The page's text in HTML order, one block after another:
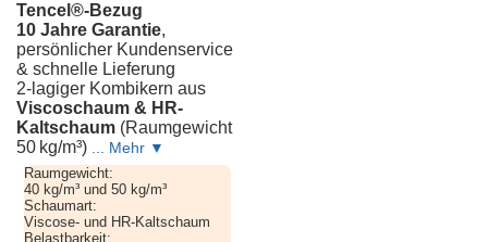
Premium
25+
FIX
Premium
+
MOTOR
Tencel®-Bezug
10 Jahre Garantie,
persönlicher Kundenservice
& schnelle Lieferung
2-lagiger Kombikern aus
Viscoschaum & HR-
Kaltschaum (Raumgewicht
50 kg/m³)
Raumgewicht:
40 kg/m³ und 50 kg/m³
Schaumart:
Viscose- und HR-Kaltschaum
Belastbarkeit: